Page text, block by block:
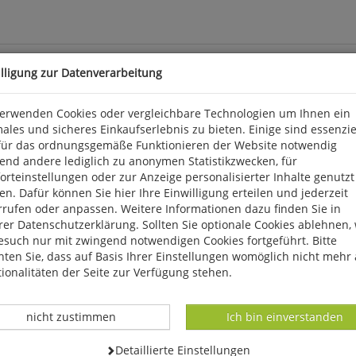
Nicht nur der Name rührt vom größtenteils schneeweißen
und Eis - zumindest noch zu Beginn der Brutzeit. Die
- Name hin oder her - mögen den Winter nicht in der Arktis
außer Zufallsbeobachtungen gibt es bei
zur Datenverarbeitung
Cookies oder vergleichbare Technologien um Ihnen ein
und sicheres Einkaufserlebnis zu bieten. Einige sind
das ordnungsgemäße Funktionieren der Website notwendig
andere lediglich zu anonymen Statistikzwecken, für
oder zur Anzeige personalisierter Inhalte genutzt
Dafür können Sie hier Ihre Einwilligung erteilen und jederzeit
oder anpassen. Weitere Informationen dazu finden Sie in
Datenschutzerklärung. Sollten Sie optionale Cookies ablehnen,
nur mit zwingend notwendigen Cookies fortgeführt. Bitte
Sie, dass auf Basis Ihrer Einstellungen womöglich nicht mehr
der Seite zur Verfügung stehen.
Datenverarbeitung -
Ich bin einverstanden
Datenverarbeitung -
nicht zustimmen
Datenverarbeitung -
Detaillierte Einstellungen